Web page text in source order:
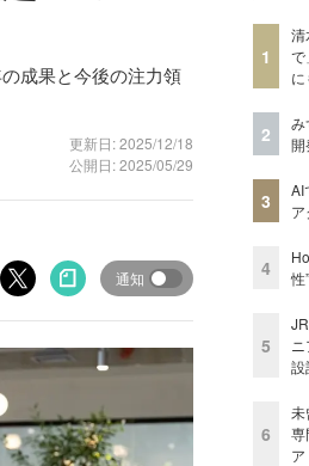
成果と今後の注力領
更新日: 2025/12/18
公開日: 2025/05/29
通知
1
清
で
2
み
開
3
AI
4
性
5
設
6
未
専